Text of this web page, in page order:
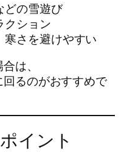
どの雪遊び
クション
さを避けやすい
は、
るのがおすすめで
イント